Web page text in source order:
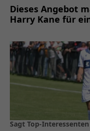
Dieses Angebot
Harry Kane für
Sagt Top-